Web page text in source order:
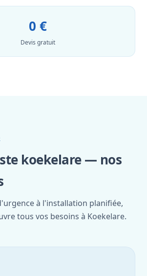
0 €
Devis gratuit
koekelare — nos
à l'installation planifiée,
tous vos besoins à Koekelare.